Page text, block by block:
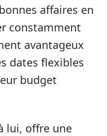
affaires en
constamment
avantageux
dates flexibles
budget
lui, offre une